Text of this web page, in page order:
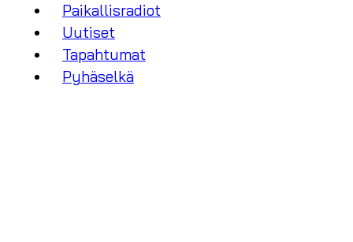
Paikallisradiot
Uutiset
Tapahtumat
Pyhäselkä